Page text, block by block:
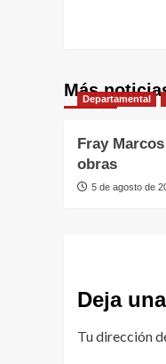
MásDepartamental
Fray
obras
5 de agosto de
Deja
Tu dirección